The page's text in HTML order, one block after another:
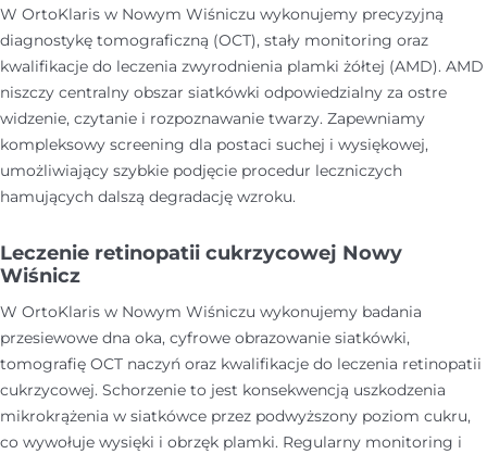
W OrtoKlaris w Nowym Wiśniczu wykonujemy precyzyjną
diagnostykę tomograficzną (OCT), stały monitoring oraz
kwalifikacje do leczenia zwyrodnienia plamki żółtej (AMD). AMD
niszczy centralny obszar siatkówki odpowiedzialny za ostre
widzenie, czytanie i rozpoznawanie twarzy. Zapewniamy
kompleksowy screening dla postaci suchej i wysiękowej,
umożliwiający szybkie podjęcie procedur leczniczych
hamujących dalszą degradację wzroku.
Leczenie retinopatii cukrzycowej Nowy
Wiśnicz
W OrtoKlaris w Nowym Wiśniczu wykonujemy badania
przesiewowe dna oka, cyfrowe obrazowanie siatkówki,
tomografię OCT naczyń oraz kwalifikacje do leczenia retinopatii
cukrzycowej. Schorzenie to jest konsekwencją uszkodzenia
mikrokrążenia w siatkówce przez podwyższony poziom cukru,
co wywołuje wysięki i obrzęk plamki. Regularny monitoring i